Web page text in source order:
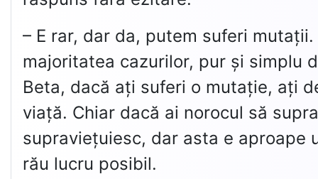
– E rar, dar da, putem suferi
majoritatea cazurilor, pur și simplu
Beta, dacă ați suferi o mutație, ați
viață. Chiar dacă ai norocul să
supraviețuiesc, dar asta e
rău lucru posibil.